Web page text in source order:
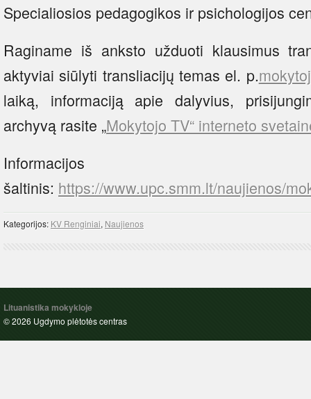
Specialiosios pedagogikos ir psichologijos
Raginame iš anksto užduoti klausimus
aktyviai siūlyti transliacijų temas el. p.
laiką, informaciją apie dalyvius,
archyvą rasite „Mokytojo TV“ interneto
Informacijos
šaltinis: https://www.upc.smm.lt/naujienos/
Kategorijos: KV Renginiai, Naujienos
Lituanistika mokykloje
© 2026 Ugdymo plėtotės centras